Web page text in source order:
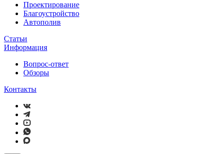
Проектирование
Благоустройство
Автополив
Статьи
Информация
Вопрос-ответ
Обзоры
Контакты